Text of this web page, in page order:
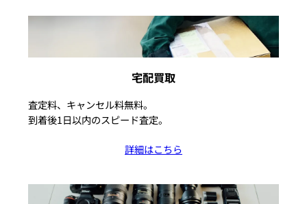
宅配買取
査定料、キャンセル料無料。
到着後1日以内のスピード査定。
詳細はこちら